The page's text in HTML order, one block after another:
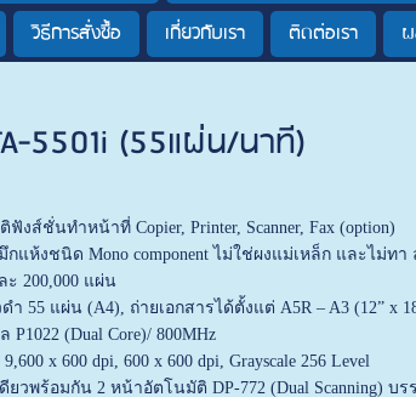
วิธีการสั่งซื้อ เกี่ยวกับเรา ติดต่อเรา
5501i (55แผ่น/นาที)
ฟังส์ชั่นทำหน้าที่ Copier, Printer, Scanner, Fax (option)
แห้งชนิด Mono component ไม่ใช่ผงแม่เหล็ก และไม่ทา
200,000 แผ่น
ำ 55 แผ่น (A4), ถ่ายเอกสารได้ตั้งแต่ A5R – A3 (12” x
(Dual Core)/ 800MHz
x 600 dpi, 600 x 600 dpi, Grayscale 256 Level
พร้อมกัน 2 หน้าอัตโนมัติ DP-772 (Dual Scanning) บรร